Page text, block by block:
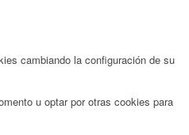
cambiando la configuración de su
u optar por otras cookies para